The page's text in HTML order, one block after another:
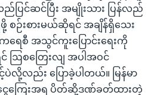
ြင်ဆင်ပြီး အမျိုးသား ပြန်လည်
စဉ်းစားမယ်ဆိုရင် အချိန်ရှိသေး
ရေစီ အသွင်ကူးပြောင်းရေးကို
စတြေးလျ အပါအဝင်
ည်း ပြောခဲ့ပါတယ်။ မြန်မာ
ငွေကြေးအရ ပိတ်ဆို့ဒဏ်ခတ်ထားတဲ့